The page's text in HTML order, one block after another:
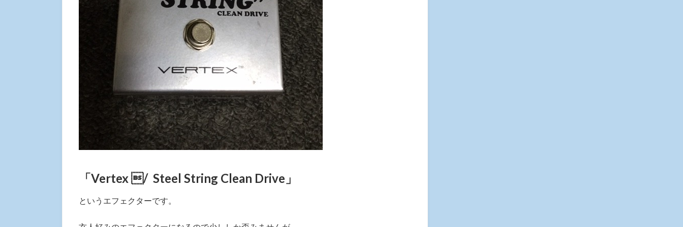
「Vertex / Steel String Clean Drive」
というエフェクターです。